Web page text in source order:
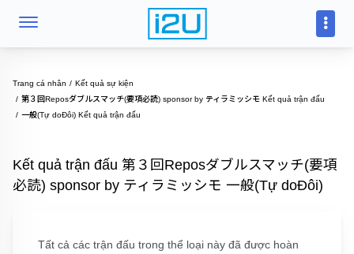
Trang cá nhân
Kết quả sự kiện
第３回Reposダブルスマッチ(要項必読) sponsor by ティラミッシモ Kết quả trận đấu
一般(Tự doĐôi) Kết quả trận đấu
Kết quả trận đấu 第３回Reposダブルスマッチ(要項
必読) sponsor by ティラミッシモ 一般(Tự doĐôi)
Tất cả các trận đấu trong thể loại này đã được hoàn